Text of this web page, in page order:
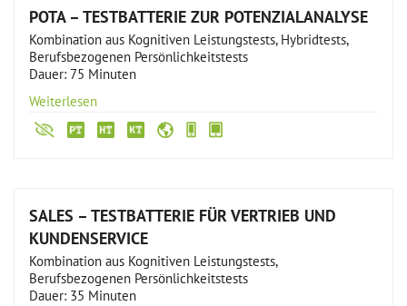
POTA – TESTBATTERIE ZUR POTENZIALANALYSE
Kombination aus Kognitiven Leistungstests, Hybridtests,
Berufsbezogenen Persönlichkeitstests
Dauer: 75 Minuten
Weiterlesen
SALES – TESTBATTERIE FÜR VERTRIEB UND
KUNDENSERVICE
Kombination aus Kognitiven Leistungstests,
Berufsbezogenen Persönlichkeitstests
Dauer: 35 Minuten